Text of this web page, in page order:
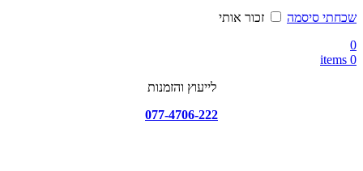
שכחתי סיסמה
זכור אותי
0
0
items
לייעוץ והזמנות
077-4706-222